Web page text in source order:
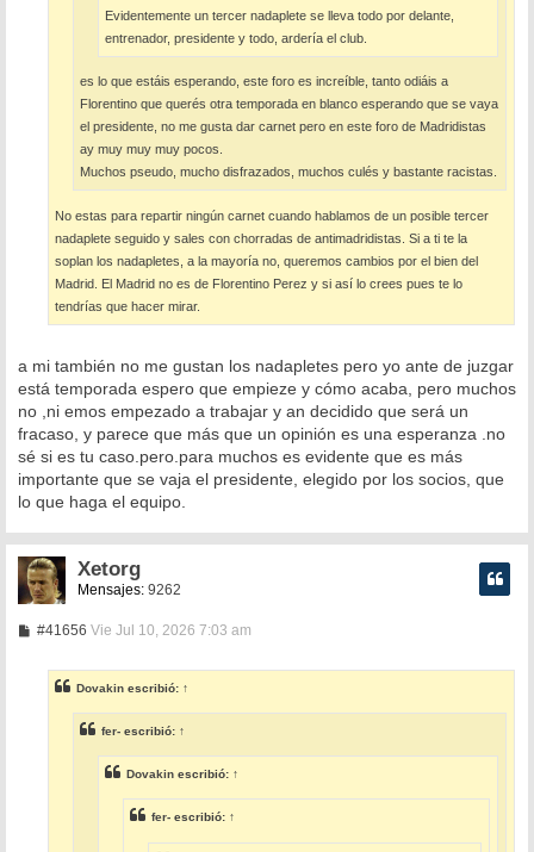
Evidentemente un tercer nadaplete se lleva todo por delante,
entrenador, presidente y todo, ardería el club.
es lo que estáis esperando, este foro es increíble, tanto odiáis a
Florentino que querés otra temporada en blanco esperando que se vaya
el presidente, no me gusta dar carnet pero en este foro de Madridistas
ay muy muy muy pocos.
Muchos pseudo, mucho disfrazados, muchos culés y bastante racistas.
No estas para repartir ningún carnet cuando hablamos de un posible tercer
nadaplete seguido y sales con chorradas de antimadridistas. Si a ti te la
soplan los nadapletes, a la mayoría no, queremos cambios por el bien del
Madrid. El Madrid no es de Florentino Perez y si así lo crees pues te lo
tendrías que hacer mirar.
a mi también no me gustan los nadapletes pero yo ante de juzgar
está temporada espero que empieze y cómo acaba, pero muchos
no ,ni emos empezado a trabajar y an decidido que será un
fracaso, y parece que más que un opinión es una esperanza .no
sé si es tu caso.pero.para muchos es evidente que es más
importante que se vaja el presidente, elegido por los socios, que
lo que haga el equipo.
Xetorg
Mensajes: 9262
#41656M
a
j
e
Vie Jul 10, 2026 7:03 am
Dovakin escribió: ↑
fer- escribió: ↑
Dovakin escribió: ↑
fer- escribió: ↑